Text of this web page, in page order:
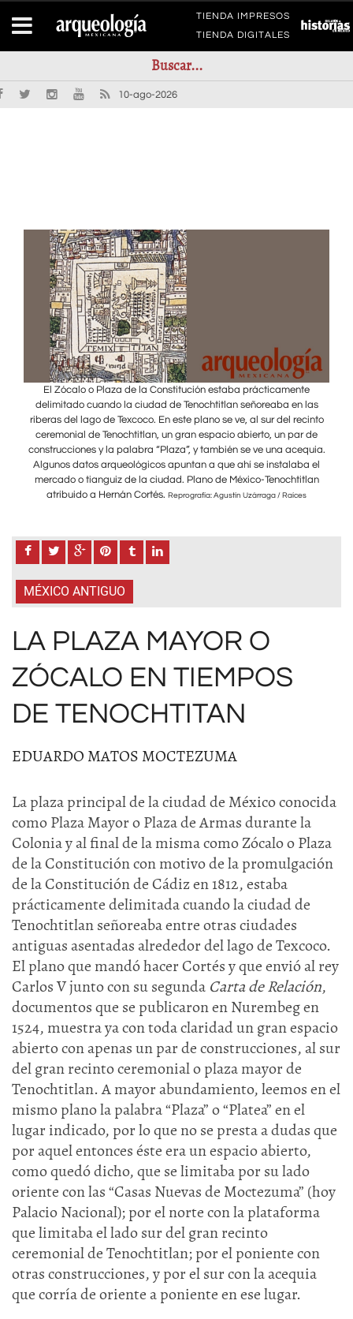
TIENDA IMPRESOS
TIENDA DIGITALES
10-ago-2026
El Zócalo o Plaza de la Constitución estaba prácticamente
delimitado cuando la ciudad de Tenochtitlan señoreaba en las
riberas del lago de Texcoco. En este plano se ve, al sur del recinto
ceremonial de Tenochtitlan, un gran espacio abierto, un par de
construcciones y la palabra “Plaza”, y también se ve una acequia.
Algunos datos arqueológicos apuntan a que ahí se instalaba el
mercado o tianguiz de la ciudad. Plano de México-Tenochtitlan
atribuido a Hernán Cortés. Reprografía: Agustín Uzárraga / Raíces
MÉXICO ANTIGUO
LA PLAZA MAYOR O
ZÓCALO EN TIEMPOS
DE TENOCHTITAN
EDUARDO MATOS MOCTEZUMA
La plaza principal de la ciudad de México conocida
como Plaza Mayor o Plaza de Armas durante la
Colonia y al final de la misma como Zócalo o Plaza
de la Constitución con motivo de la promulgación
de la Constitución de Cádiz en 1812, estaba
prácticamente delimitada cuando la ciudad de
Tenochtitlan señoreaba entre otras ciudades
antiguas asentadas alrededor del lago de Texcoco.
El plano que mandó hacer Cortés y que envió al rey
Carlos V junto con su segunda Carta de Relación,
documentos que se publicaron en Nurembeg en
1524, muestra ya con toda claridad un gran espacio
abierto con apenas un par de construcciones, al sur
del gran recinto ceremonial o plaza mayor de
Tenochtitlan. A mayor abundamiento, leemos en el
mismo plano la palabra “Plaza” o “Platea” en el
lugar indicado, por lo que no se presta a dudas que
por aquel entonces éste era un espacio abierto,
como quedó dicho, que se limitaba por su lado
oriente con las “Casas Nuevas de Moctezuma” (hoy
Palacio Nacional); por el norte con la plataforma
que limitaba el lado sur del gran recinto
ceremonial de Tenochtitlan; por el poniente con
otras construcciones, y por el sur con la acequia
que corría de oriente a poniente en ese lugar.